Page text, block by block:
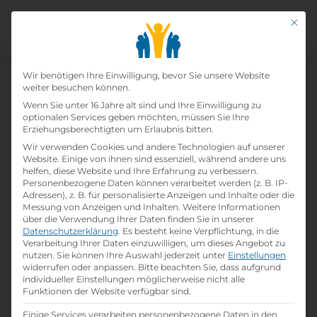
Home»Lehrbetriebe»Hotel Sacher Wien
Hotel Sacher Wien
printLehrstelle ausdrucken
Detailinformationen
folderBranche:
Hotel- / Gastgewerbe
infoGründungsjahr
1995
Mit
Datenschutz-
Wir benötigen Ihre Einwilligung, bevor Sie unsere Website
weiter besuchen können.
Wenn Sie unter 16 Jahre alt sind und Ihre Einwilligung zu
optionalen Services geben möchten, müssen Sie Ihre
Erziehungsberechtigten um Erlaubnis bitten.
Wir verwenden Cookies und andere Technologien auf unserer
Website. Einige von ihnen sind essenziell, während andere uns
helfen, diese Website und Ihre Erfahrung zu verbessern.
Personenbezogene Daten können verarbeitet werden (z. B. IP-
Adressen), z. B. für personalisierte Anzeigen und Inhalte oder die
Messung von Anzeigen und Inhalten. Weitere Informationen
über die Verwendung Ihrer Daten finden Sie in unserer
Datenschutzerklärung. Es besteht keine Verpflichtung, in die
Verarbeitung Ihrer Daten einzuwilligen, um dieses Angebot zu
nutzen. Sie können Ihre Auswahl jederzeit unter Einstellungen
widerrufen oder anpassen. Bitte beachten Sie, dass aufgrund
individueller Einstellungen möglicherweise nicht alle
Funktionen der Website verfügbar sind.
Einige Services verarbeiten personenbezogene Daten in den